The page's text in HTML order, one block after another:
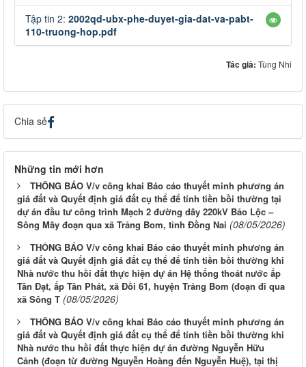
Tập tin 2: 2002qd-ubx-phe-duyet-gia-dat-va-pabt-
110-truong-hop.pdf
Tác giả: Tùng Nhi
Chia sẻ
Những tin mới hơn
THÔNG BÁO V/v công khai Báo cáo thuyết minh phương án
giá đất và Quyết định giá đất cụ thể để tính tiền bồi thường tại
dự án đầu tư công trình Mạch 2 đường dây 220kV Bảo Lộc –
Sông Mây đoạn qua xã Trảng Bom, tỉnh Đồng Nai (08/05/2026)
THÔNG BÁO V/v công khai Báo cáo thuyết minh phương án
giá đất và Quyết định giá đất cụ thể để tính tiền bồi thường khi
Nhà nước thu hồi đất thực hiện dự án Hệ thống thoát nước ấp
Tân Đạt, ấp Tân Phát, xã Đồi 61, huyện Trảng Bom (đoạn đi qua
xã Sông T (08/05/2026)
THÔNG BÁO V/v công khai Báo cáo thuyết minh phương án
giá đất và Quyết định giá đất cụ thể để tính tiền bồi thường khi
Nhà nước thu hồi đất thực hiện dự án đường Nguyễn Hữu
Cảnh (đoạn từ đường Nguyễn Hoàng đến Nguyễn Huệ), tại thị